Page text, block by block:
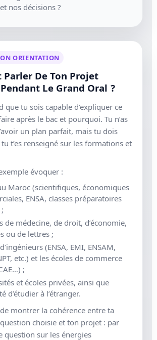
nos décisions ?
ORIENTATION
De Ton Projet
Le Grand Oral ?
que tu sois capable d’expliquer ce
après le bac et pourquoi. Tu n’as
un plan parfait, mais tu dois
t’es renseigné sur les formations et
évoquer :
Maroc (scientifiques, économiques
ENSA, classes préparatoires
de médecine, de droit, d’économie,
ou de lettres ;
(ENSA, EMI, ENSAM,
etc.) et les écoles de commerce
;
et écoles privées, ainsi que
d’étudier à l’étranger.
de montrer la cohérence entre ta
choisie et ton projet : par
question sur les énergies